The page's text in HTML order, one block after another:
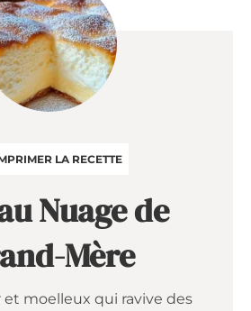
LA RECETTE
Nuage de
Mère
moelleux qui ravive des